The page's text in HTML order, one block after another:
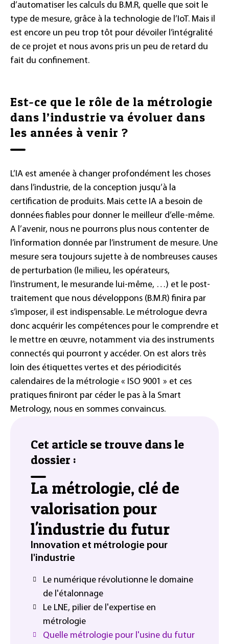
d’automatiser les calculs du B.M.R, quelle que soit le
type de mesure, grâce à la technologie de l’IoT. Mais il
est encore un peu trop tôt pour dévoiler l’intégralité
de ce projet et nous avons pris un peu de retard du
fait du confinement.
Est-ce que le rôle de la métrologie
dans l’industrie va évoluer dans
les années à venir ?
L’IA est amenée à changer profondément les choses
dans l’industrie, de la conception jusqu’à la
certification de produits. Mais cette IA a besoin de
données fiables pour donner le meilleur d’elle-même.
A l’avenir, nous ne pourrons plus nous contenter de
l’information donnée par l’instrument de mesure. Une
mesure sera toujours sujette à de nombreuses causes
de perturbation (le milieu, les opérateurs,
l’instrument, le mesurande lui-même, …) et le post-
traitement que nous développons (B.M.R) finira par
s’imposer, il est indispensable. Le métrologue devra
donc acquérir les compétences pour le comprendre et
le mettre en œuvre, notamment via des instruments
connectés qui pourront y accéder. On est alors très
loin des étiquettes vertes et des périodicités
calendaires de la métrologie « ISO 9001 » et ces
pratiques finiront par céder le pas à la Smart
Metrology, nous en sommes convaincus.
Cet article se trouve dans le
dossier :
La métrologie, clé de
valorisation pour
l'industrie du futur
Innovation et métrologie pour
l'industrie
Le numérique révolutionne le domaine
de l'étalonnage
Le LNE, pilier de l'expertise en
métrologie
Quelle métrologie pour l'usine du futur